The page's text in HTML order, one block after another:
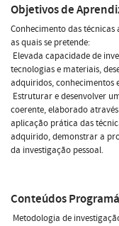
Objetivos de
Conhecimento das
as quais se pretende:
 Elevada capacidade de
tecnologias e materiais,
adquiridos, conhecimentos
 Estruturar e desenvolver
coerente, elaborado
aplicação prática das
adquirido, demonstrar a
da investigação pessoal.
Conteúdos
 Metodologia de